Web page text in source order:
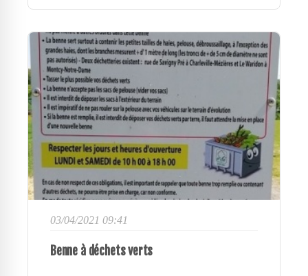
03/04/2021 09:41
Benne à déchets verts